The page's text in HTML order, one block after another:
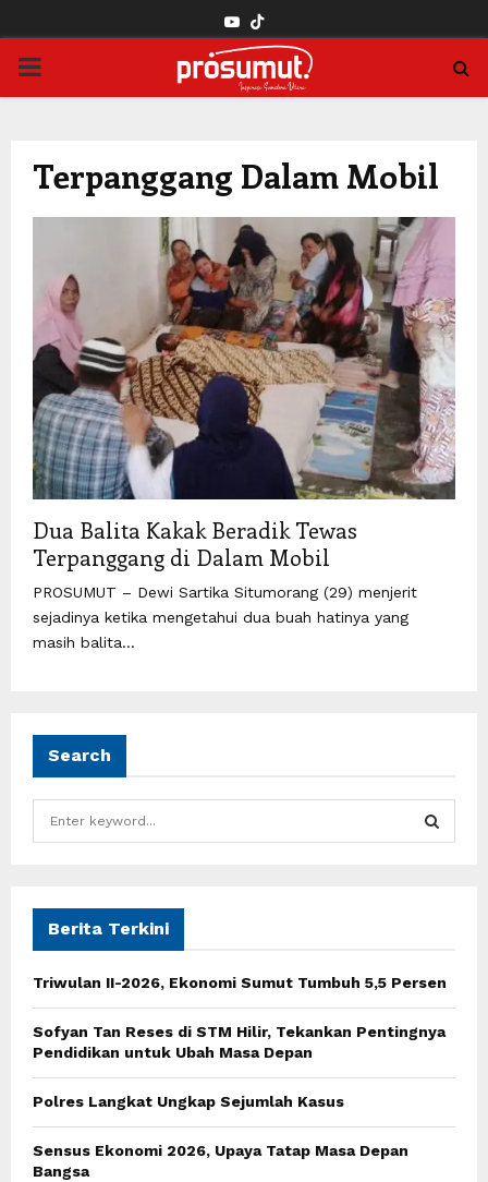
YOUTUBE
PRIMARY
Terpanggang Dalam Mobil
Dua Balita Kakak Beradik Tewas
Terpanggang di Dalam Mobil
PROSUMUT – Dewi Sartika Situmorang (29) menjerit
sejadinya ketika mengetahui dua buah hatinya yang
masih balita...
Search
f
r
C
H
Berita Terkini
Triwulan II-2026, Ekonomi Sumut Tumbuh 5,5 Persen
Sofyan Tan Reses di STM Hilir, Tekankan Pentingnya
Pendidikan untuk Ubah Masa Depan
Polres Langkat Ungkap Sejumlah Kasus
Sensus Ekonomi 2026, Upaya Tatap Masa Depan
Bangsa